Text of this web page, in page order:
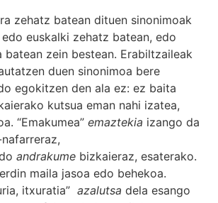
zehatz batean dituen sinonimoak
euskalki zehatz batean, edo
batean zein bestean. Erabiltzaileak
duen sinonimoa bere
egokitzen den ala ez: ez baita
kutsua eman nahi izatea,
“Emakumea” emaztekia izango da
andrakume bizkaieraz, esaterako.
maila jasoa edo behekoa.
itxuratia” azalutsa dela esango